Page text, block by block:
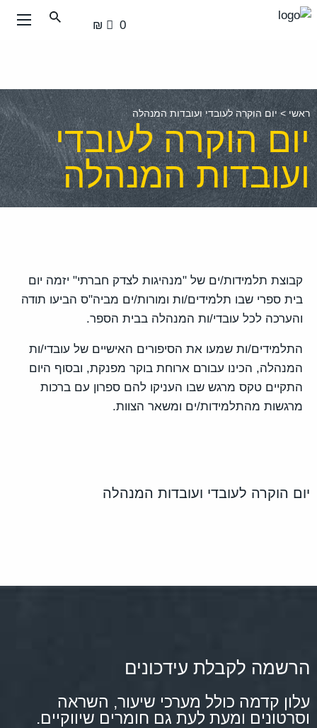
עבור
0 ₪
ראשי >יום הוקרה לעובדי ועובדות המנהלה
יום הוקרה לעובדי
ועובדות המנהלה
קבוצת תלמידות/ים של "מנהיגות לצדק חברתי" יזמה יום
בית ספרי שבו תלמידים/ות ומורות/ים מביה"ס הביעו תודה
והערכה לכל עובדי/ות המנהלה בבית הספר.
התלמידים/ות שמעו את הסיפורים האישיים של עובדי/ות
המנהלה, הכינו עבורם ארוחת בוקר מפנקת, ובסוף היום
התקיים טקס מרגש שבו העניקו להם ספרון עם ברכות
מרגשות מהתלמידות/ים ומשאר הצוות.
יום הוקרה לעובדי ועובדות המנהלה
הרשמה לקבלת עידכונים
עלון קדמה כולל מערכי שיעור, השראה
וסרטונים ומעת לעת גם חומרים שיווקיים.